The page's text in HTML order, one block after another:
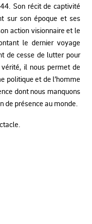
Son récit de captivité
sur son époque et ses
action visionnaire et le
le dernier voyage
de cesse de lutter pour
il nous permet de
politique et de l’homme
dont nous manquons
de présence au monde.